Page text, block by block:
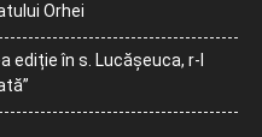
Orhei
ediție în s. Lucășeuca, r-l